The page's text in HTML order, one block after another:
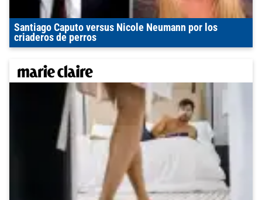
Santiago Caputo versus Nicole Neumann por los
criaderos de perros